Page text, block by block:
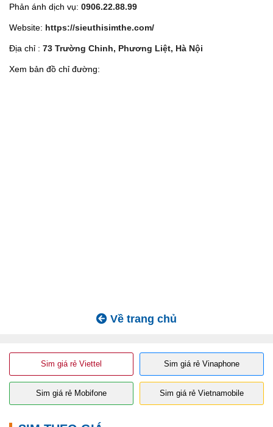
Phản ánh dịch vụ: 0906.22.88.99
Website: https://sieuthisimthe.com/
Địa chỉ : 73 Trường Chinh, Phương Liệt, Hà Nội
Xem bản đồ chỉ đường:
Về trang chủ
Sim giá rẻ Viettel Sim giá rẻ Vinaphone
Sim giá rẻ Mobifone Sim giá rẻ Vietnamobile